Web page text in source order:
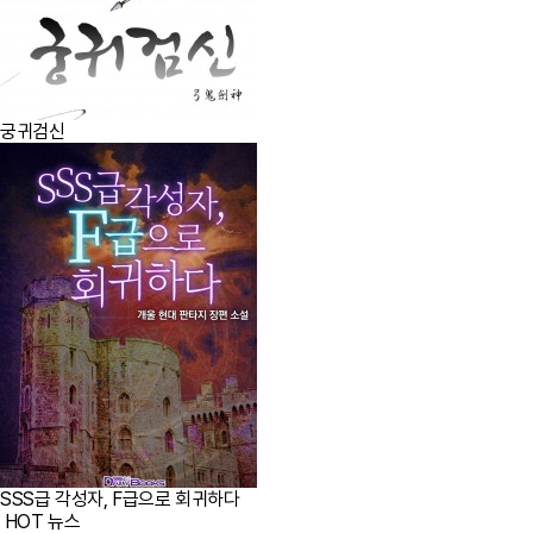
궁귀검신
SSS급 각성자, F급으로 회귀하다
HOT 뉴스